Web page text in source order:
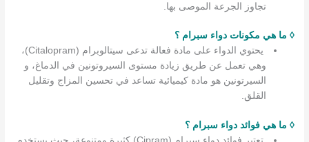
تجاوز الجرعة الموصى بها.
◊ ما هي مكونات دواء سبرام ؟
يحتوي الدواء على مادة فعالة تدعى سيتالوبرام (Citalopram)،
وهي تعمل عن طريق زيادة مستوى السيروتونين في الدماغ، و
السيرتونين هو مادة كيميائية تساعد في تحسين المزاج وتقليل
القلق.
◊ ما هي فوائد دواء سبرام ؟